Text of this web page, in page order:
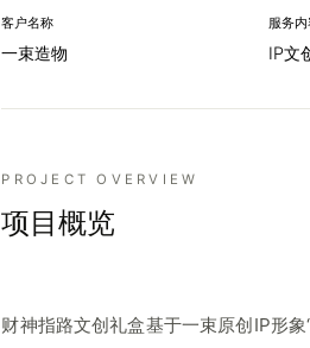
客户名称
一束造物
服务
IP文
PROJECT OVERVIEW
项目概览
财神指路文创礼盒基于一束原创IP形